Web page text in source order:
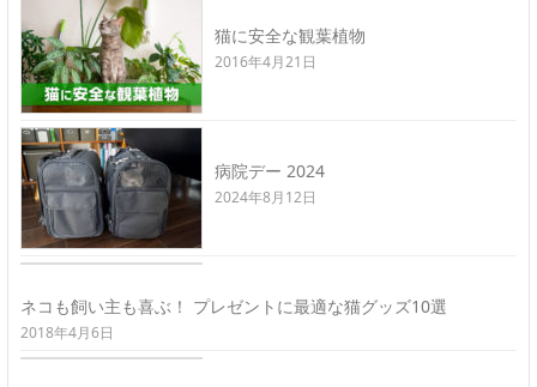
猫に安全な観葉植物
2016年4月21日
病院デー 2024
2024年8月12日
ネコも飼い主も喜ぶ！ プレゼントに最適な猫グッズ10選
2018年4月6日